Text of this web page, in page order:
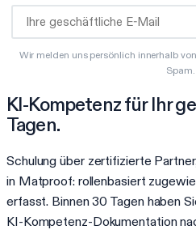
Wir melden uns persönlich innerhalb
Spam.
KI-Kompetenz für Ihr
Tagen.
Schulung über zertifizierte
in Matproof: rollenbasiert
erfasst. Binnen 30 Tagen haben
KI-Kompetenz-Dokumentation